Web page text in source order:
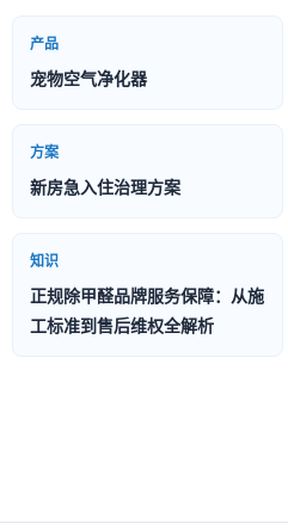
产品
宠物空气净化器
方案
新房急入住治理方案
知识
正规除甲醛品牌服务保障：从施
工标准到售后维权全解析